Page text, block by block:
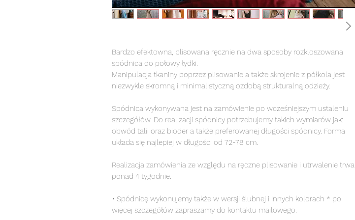
Bardzo efektowna, plisowana ręcznie na dwa sposoby rozkloszowana
spódnica do połowy łydki.
Manipulacja tkaniny poprzez plisowanie a także skrojenie z półkola jest
niezwykle skromną i minimalistyczną ozdobą strukturalną odzieży.
Spódnica wykonywana jest na zamówienie po wcześniejszym ustaleniu
szczegółów. Do realizacji spódnicy potrzebujemy takich wymiarów jak:
obwód talii oraz bioder a także preferowanej długości spódnicy. Forma
układa się najlepiej w długości od 72-78 cm.
Realizacja zamówienia ze względu na ręczne plisowanie i utrwalenie trwa
ponad 4 tygodnie.
• Spódnicę wykonujemy także w wersji ślubnej i innych kolorach * po
więcej szczegółów zapraszamy do kontaktu mailowego.